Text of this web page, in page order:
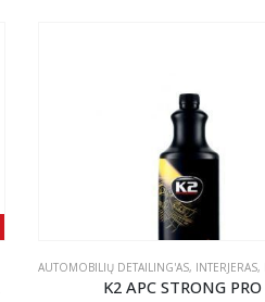
AUTOMOBILIŲ DETAILING'AS, INTERJERAS,
K2 APC STRONG